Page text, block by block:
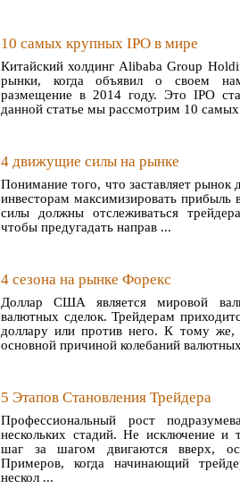
10 самых крупных IPO в мире
Китайский холдинг Alibaba Group
рынки, когда объявил о своем
размещение в 2014 году. Это IPO
данной статье мы рассмотрим 10
4 движущие силы на рынке
Понимание того, что заставляет рынок
инвесторам максимизировать
силы должны отслеживаться
чтобы предугадать направ ...
4 сезона на рынке Форекс
Доллар США является мировой
валютных сделок. Трейдерам
доллару или против него. К тому же,
основной причиной колебаний
5 Этапов Становления Трейдера
Профессиональный рост
нескольких стадий. Не исключение и
шаг за шагом двигаются вверх,
Примеров, когда начинающий
нескол ...